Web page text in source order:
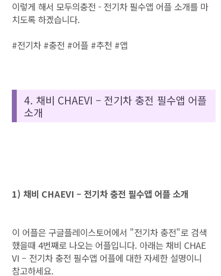
이렇게 해서 모두의충전 - 전기차 필수앱 어플 소개를 마
치도록 하겠습니다.
#전기차 #충전 #어플 #추천 #앱
4. 채비 CHAEVI – 전기차 충전 필수앱 어플
소개
1) 채비 CHAEVI – 전기차 충전 필수앱 어플 소개
이 어플은 구글플레이스토어에서 "전기차 충전"로 검색
했을때 4번째로 나오는 어플입니다. 아래는 채비 CHAE
VI – 전기차 충전 필수앱 어플에 대한 자세한 설명이니
참고하세요.